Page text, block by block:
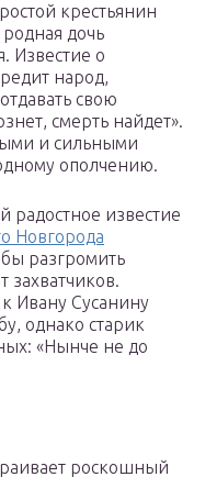
крестьянин
дочь
Известие о
народ,
свою
смерть найдет».
и сильными
ополчению.
радостное известие
Новгорода
разгромить
захватчиков.
Ивану Сусанину
однако старик
«Нынче не до
роскошный